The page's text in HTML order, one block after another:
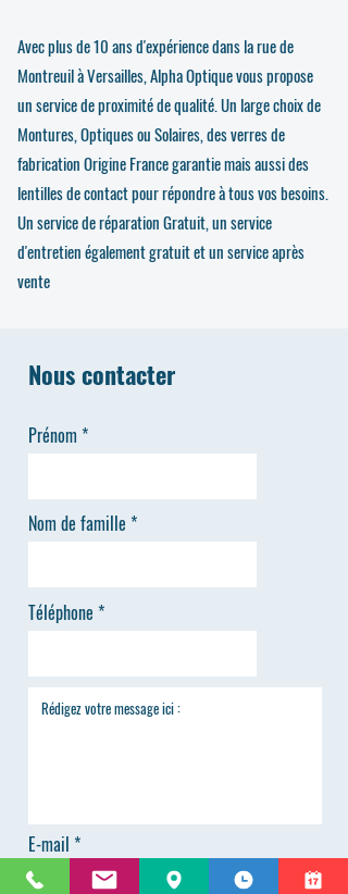
Avec plus de 10 ans d'expérience dans la rue de
Montreuil à Versailles, Alpha Optique vous propose
un service de proximité de qualité. Un large choix de
Montures, Optiques ou Solaires, des verres de
fabrication Origine France garantie mais aussi des
lentilles de contact pour répondre à tous vos besoins.
Un service de réparation Gratuit, un service
d'entretien également gratuit et un service après
vente
Nous contacter
Prénom
Nom de famille
Téléphone
E-mail